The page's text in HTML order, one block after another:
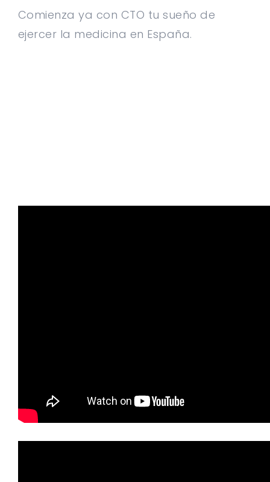
Comienza ya con CTO tu sueño de
ejercer la medicina en España.